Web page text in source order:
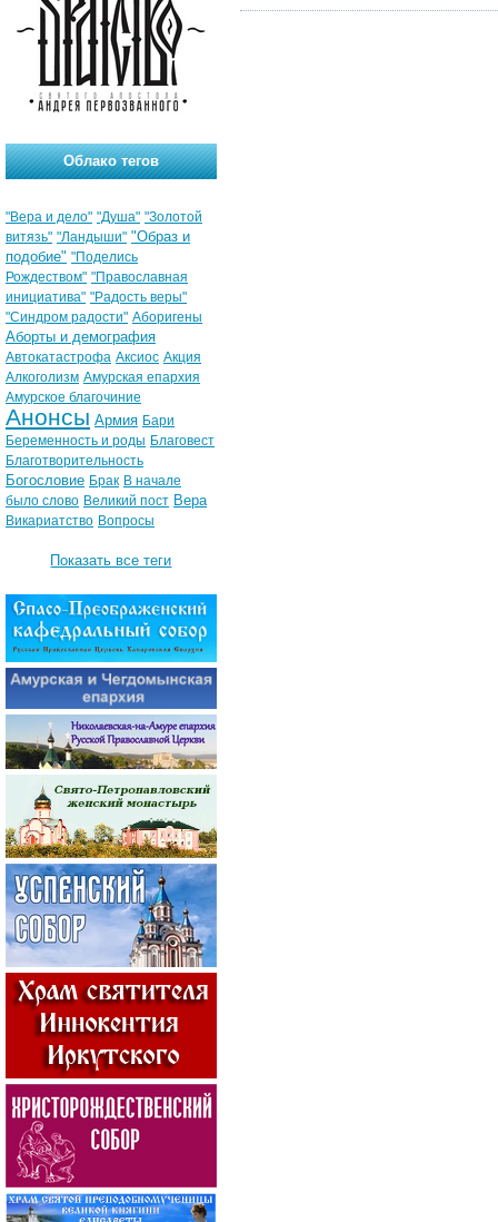
Облако тегов
"Вера и дело" "Душа" "Золотой
витязь" "Ландыши" "Образ и
подобие" "Поделись
Рождеством" "Православная
инициатива" "Радость веры"
"Синдром радости" Аборигены
Аборты и демография
Автокатастрофа Аксиос Акция
Алкоголизм Амурская епархия
Амурское благочиние
Анонсы Армия Бари
Беременность и роды Благовест
Благотворительность
Богословие Брак В начале
было слово Великий пост Вера
Викариатство Вопросы
Показать все теги